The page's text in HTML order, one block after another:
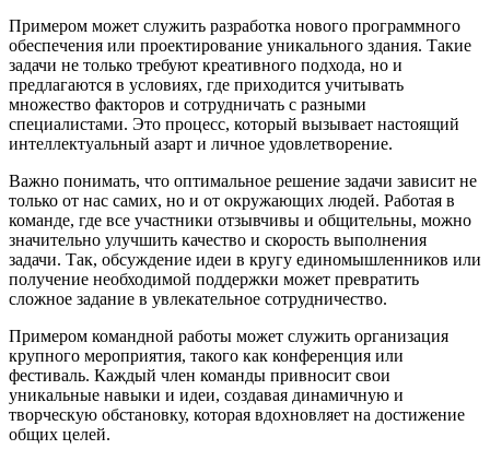
Примером может служить разработка нового программного
обеспечения или проектирование уникального здания. Такие
задачи не только требуют креативного подхода, но и
предлагаются в условиях, где приходится учитывать
множество факторов и сотрудничать с разными
специалистами. Это процесс, который вызывает настоящий
интеллектуальный азарт и личное удовлетворение.
Важно понимать, что оптимальное решение задачи зависит не
только от нас самих, но и от окружающих людей. Работая в
команде, где все участники отзывчивы и общительны, можно
значительно улучшить качество и скорость выполнения
задачи. Так, обсуждение идеи в кругу единомышленников или
получение необходимой поддержки может превратить
сложное задание в увлекательное сотрудничество.
Примером командной работы может служить организация
крупного мероприятия, такого как конференция или
фестиваль. Каждый член команды привносит свои
уникальные навыки и идеи, создавая динамичную и
творческую обстановку, которая вдохновляет на достижение
общих целей.